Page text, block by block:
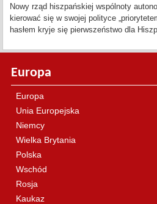
Nowy rząd hiszpańskiej wspólnoty
kierować się w swojej polityce
hasłem kryje się pierwszeństwo dla
Europa
Europa
Unia Europejska
Niemcy
Wielka Brytania
Polska
Wschód
Rosja
Kaukaz